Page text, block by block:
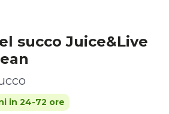
succo Juice&Live
in 24-72 ore